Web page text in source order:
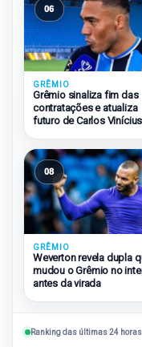
06
GRÊMIO
Grêmio sinaliza fim das
contratações e atualiza
futuro de Carlos
08
GRÊMIO
Weverton revela dupla
mudou o Grêmio no
antes da virada
Ranking das últimas 24 horas